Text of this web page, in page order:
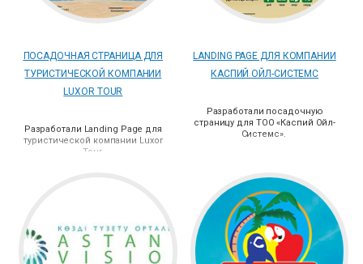
ПОСАДОЧНАЯ СТРАНИЦА ДЛЯ
ТУРИСТИЧЕСКОЙ КОМПАНИИ
LUXOR TOUR
Разработали Landing Page для
туристической компании Luxor
Tour.
LANDING PAGE ДЛЯ КОМПАНИИ
КАСПИЙ ОЙЛ-СИСТЕМС
Разработали посадочную
страницу для ТОО «Каспий Ойл-
Системс».